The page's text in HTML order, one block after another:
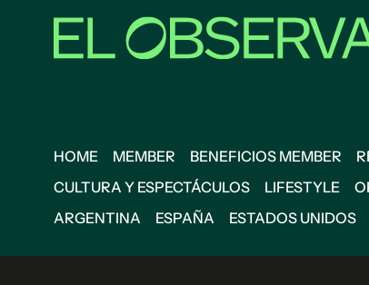
HOME MEMBER BENEFICIOS MEMBER
CULTURA Y ESPECTÁCULOS
LIFESTYLE
ARGENTINA
ESPAÑA ESTADOS UNIDOS